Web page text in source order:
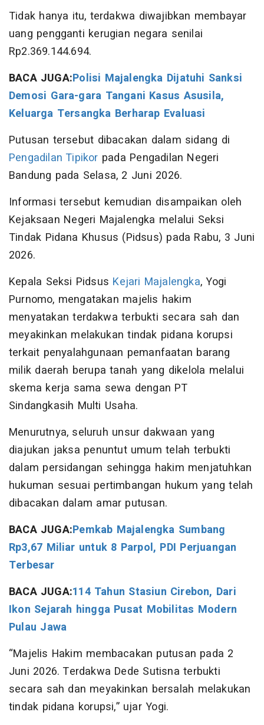
Tidak hanya itu, terdakwa diwajibkan membayar
uang pengganti kerugian negara senilai
Rp2.369.144.694.
BACA JUGA:Polisi Majalengka Dijatuhi Sanksi
Demosi Gara-gara Tangani Kasus Asusila,
Keluarga Tersangka Berharap Evaluasi
Putusan tersebut dibacakan dalam sidang di
Pengadilan Tipikor pada Pengadilan Negeri
Bandung pada Selasa, 2 Juni 2026.
Informasi tersebut kemudian disampaikan oleh
Kejaksaan Negeri Majalengka melalui Seksi
Tindak Pidana Khusus (Pidsus) pada Rabu, 3 Juni
2026.
Kepala Seksi Pidsus Kejari Majalengka, Yogi
Purnomo, mengatakan majelis hakim
menyatakan terdakwa terbukti secara sah dan
meyakinkan melakukan tindak pidana korupsi
terkait penyalahgunaan pemanfaatan barang
milik daerah berupa tanah yang dikelola melalui
skema kerja sama sewa dengan PT
Sindangkasih Multi Usaha.
Menurutnya, seluruh unsur dakwaan yang
diajukan jaksa penuntut umum telah terbukti
dalam persidangan sehingga hakim menjatuhkan
hukuman sesuai pertimbangan hukum yang telah
dibacakan dalam amar putusan.
BACA JUGA:Pemkab Majalengka Sumbang
Rp3,67 Miliar untuk 8 Parpol, PDI Perjuangan
Terbesar
BACA JUGA:114 Tahun Stasiun Cirebon, Dari
Ikon Sejarah hingga Pusat Mobilitas Modern
Pulau Jawa
“Majelis Hakim membacakan putusan pada 2
Juni 2026. Terdakwa Dede Sutisna terbukti
secara sah dan meyakinkan bersalah melakukan
tindak pidana korupsi,” ujar Yogi.